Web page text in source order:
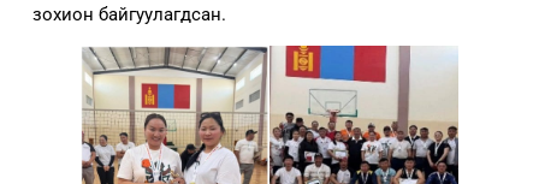
зохион байгуулагдсан.